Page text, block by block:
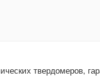
твердомеров,